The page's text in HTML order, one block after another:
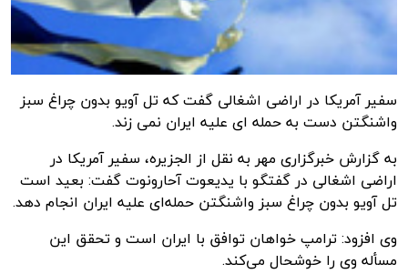
سفیر آمریکا در اراضی اشغالی گفت که تل آویو بدون چراغ سبز
واشنگتن دست به حمله ای علیه ایران نمی زند.
به گزارش خبرگزاری مهر به نقل از الجزیره، سفیر آمریکا در
اراضی اشغالی در گفتگو با یدیعوتآحارونوتگفت: بعید است
تلآویو بدون چراغ سبز واشنگتن حمله‌ای علیه ایران انجام دهد.
وی افزود: ترامپ خواهان توافق با ایران است و تحقق این
مسأله وی را خوشحال می‌کند.